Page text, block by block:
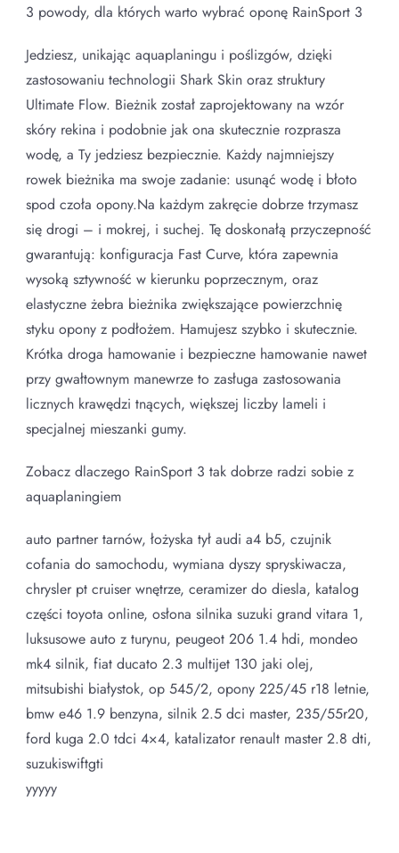
3 powody, dla których warto wybrać oponę RainSport 3
Jedziesz, unikając aquaplaningu i poślizgów, dzięki
zastosowaniu technologii Shark Skin oraz struktury
Ultimate Flow. Bieżnik został zaprojektowany na wzór
skóry rekina i podobnie jak ona skutecznie rozprasza
wodę, a Ty jedziesz bezpiecznie. Każdy najmniejszy
rowek bieżnika ma swoje zadanie: usunąć wodę i błoto
spod czoła opony.Na każdym zakręcie dobrze trzymasz
się drogi – i mokrej, i suchej. Tę doskonałą przyczepność
gwarantują: konfiguracja Fast Curve, która zapewnia
wysoką sztywność w kierunku poprzecznym, oraz
elastyczne żebra bieżnika zwiększające powierzchnię
styku opony z podłożem. Hamujesz szybko i skutecznie.
Krótka droga hamowanie i bezpieczne hamowanie nawet
przy gwałtownym manewrze to zasługa zastosowania
licznych krawędzi tnących, większej liczby lameli i
specjalnej mieszanki gumy.
Zobacz dlaczego RainSport 3 tak dobrze radzi sobie z
aquaplaningiem
auto partner tarnów, łożyska tył audi a4 b5, czujnik
cofania do samochodu, wymiana dyszy spryskiwacza,
chrysler pt cruiser wnętrze, ceramizer do diesla, katalog
części toyota online, osłona silnika suzuki grand vitara 1,
luksusowe auto z turynu, peugeot 206 1.4 hdi, mondeo
mk4 silnik, fiat ducato 2.3 multijet 130 jaki olej,
mitsubishi białystok, op 545/2, opony 225/45 r18 letnie,
bmw e46 1.9 benzyna, silnik 2.5 dci master, 235/55r20,
ford kuga 2.0 tdci 4×4, katalizator renault master 2.8 dti,
suzukiswiftgti
yyyyy